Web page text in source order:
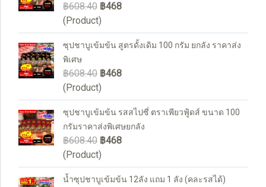
฿608.40 ฿468
(Product)
ซุปชาบูเข้มข้น สูตรดั้งเดิม 100 กรัม ยกลัง ราคาส่ง
พิเศษ
฿608.40 ฿468
(Product)
ซุปชาบูเข้มข้น รสสไปซี่ ตราเพียวฟู้ดส์ ขนาด 100
กรัมราคาส่งพิเศษยกลัง
฿608.40 ฿468
(Product)
น้ำซุปชาบูเข้มข้น 12ลัง แถม 1 ลัง (คละรสได้)